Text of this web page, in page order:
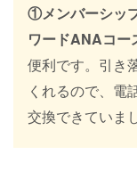
①メンバーシッ
ワードANAコー
便利です。引き
くれるので、電
交換できていま